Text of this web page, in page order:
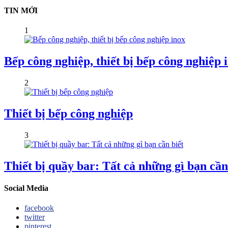
TIN MỚI
1
Bếp công nghiệp, thiết bị bếp công nghiệp
2
Thiết bị bếp công nghiệp
3
Thiết bị quầy bar: Tất cả những gì bạn
Social Media
facebook
twitter